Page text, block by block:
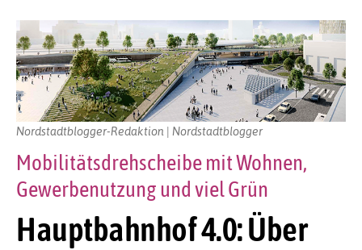
Hauptbahnhof 4.0: Über
Mobilitätsdrehscheibe mit Wohnen,
Gewerbenutzung und viel Grün
Nordstadtblogger-Redaktion | Nordstadtblogger